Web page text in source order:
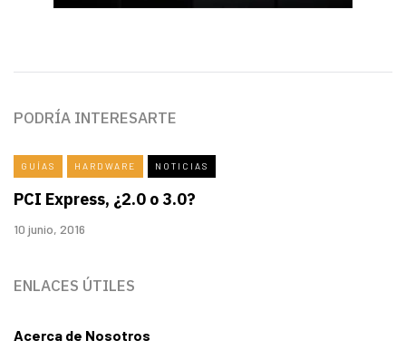
PODRÍA INTERESARTE
GUÍAS HARDWARE NOTICIAS
PCI Express, ¿2.0 o 3.0?
10 junio, 2016
ENLACES ÚTILES
Acerca de Nosotros